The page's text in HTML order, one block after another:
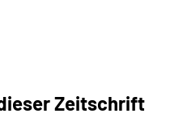
Zeitschrift